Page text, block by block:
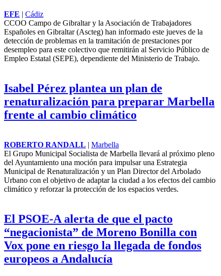
EFE | Cádiz
CCOO Campo de Gibraltar y la Asociación de Trabajadores
Españoles en Gibraltar (Ascteg) han informado este jueves de la
detección de problemas en la tramitación de prestaciones por
desempleo para este colectivo que remitirán al Servicio Público de
Empleo Estatal (SEPE), dependiente del Ministerio de Trabajo.
Isabel Pérez plantea un plan de
renaturalización para preparar Marbella
frente al cambio climático
ROBERTO RANDALL | Marbella
El Grupo Municipal Socialista de Marbella llevará al próximo pleno
del Ayuntamiento una moción para impulsar una Estrategia
Municipal de Renaturalización y un Plan Director del Arbolado
Urbano con el objetivo de adaptar la ciudad a los efectos del cambio
climático y reforzar la protección de los espacios verdes.
El PSOE-A alerta de que el pacto
“negacionista” de Moreno Bonilla con
Vox pone en riesgo la llegada de fondos
europeos a Andalucía